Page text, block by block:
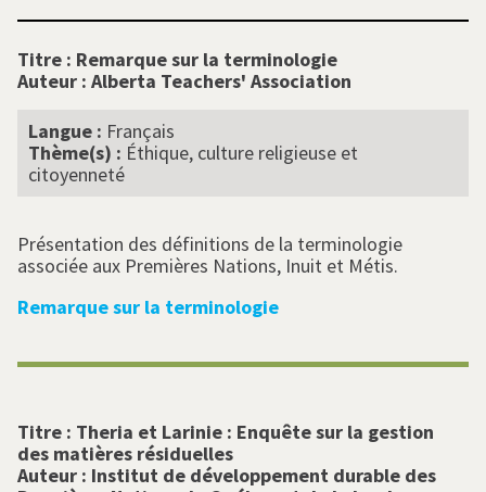
Titre : Remarque sur la terminologie
Auteur : Alberta Teachers' Association
Langue : Français
Thème(s) : Éthique, culture religieuse et
citoyenneté
Présentation des définitions de la terminologie
associée aux Premières Nations, Inuit et Métis.
Remarque sur la terminologie
Titre : Theria et Larinie : Enquête sur la gestion
des matières résiduelles
Auteur : Institut de développement durable des